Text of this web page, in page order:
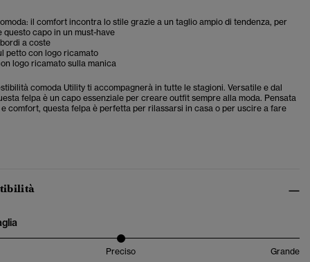
il comfort incontra lo stile grazie a un taglio ampio di tendenza, per
questo capo in un must-have
a coste
petto con logo ricamato
logo ricamato sulla manica
comoda Utility ti accompagnerà in tutte le stagioni. Versatile e dal
felpa è un capo essenziale per creare outfit sempre alla moda. Pensata
comfort, questa felpa è perfetta per rilassarsi in casa o per uscire a fare
Preciso Grande